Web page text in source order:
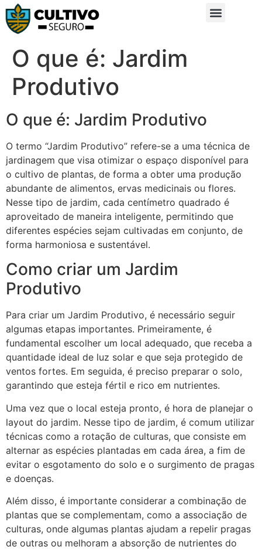
O que é: Jardim
Produtivo
O que é: Jardim Produtivo
O termo “Jardim Produtivo” refere-se a uma técnica de
jardinagem que visa otimizar o espaço disponível para
o cultivo de plantas, de forma a obter uma produção
abundante de alimentos, ervas medicinais ou flores.
Nesse tipo de jardim, cada centímetro quadrado é
aproveitado de maneira inteligente, permitindo que
diferentes espécies sejam cultivadas em conjunto, de
forma harmoniosa e sustentável.
Como criar um Jardim
Produtivo
Para criar um Jardim Produtivo, é necessário seguir
algumas etapas importantes. Primeiramente, é
fundamental escolher um local adequado, que receba a
quantidade ideal de luz solar e que seja protegido de
ventos fortes. Em seguida, é preciso preparar o solo,
garantindo que esteja fértil e rico em nutrientes.
Uma vez que o local esteja pronto, é hora de planejar o
layout do jardim. Nesse tipo de jardim, é comum utilizar
técnicas como a rotação de culturas, que consiste em
alternar as espécies plantadas em cada área, a fim de
evitar o esgotamento do solo e o surgimento de pragas
e doenças.
Além disso, é importante considerar a combinação de
plantas que se complementam, como a associação de
culturas, onde algumas plantas ajudam a repelir pragas
de outras ou melhoram a absorção de nutrientes do